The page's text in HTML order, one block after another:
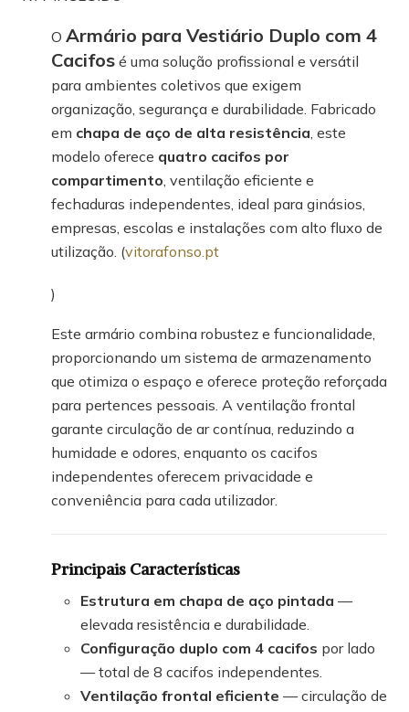
O Armário para Vestiário Duplo com 4
Cacifos é uma solução profissional e versátil
para ambientes coletivos que exigem
organização, segurança e durabilidade. Fabricado
em chapa de aço de alta resistência , este
modelo oferece quatro cacifos por
compartimento , ventilação eficiente e
fechaduras independentes, ideal para ginásios,
empresas, escolas e instalações com alto fluxo de
utilização. (vitorafonso.pt
)
Este armário combina robustez e funcionalidade,
proporcionando um sistema de armazenamento
que otimiza o espaço e oferece proteção reforçada
para pertences pessoais. A ventilação frontal
garante circulação de ar contínua, reduzindo a
humidade e odores, enquanto os cacifos
independentes oferecem privacidade e
conveniência para cada utilizador.
Principais Características
Estrutura em chapa de aço pintada —
elevada resistência e durabilidade.
Configuração duplo com 4 cacifos por lado
— total de 8 cacifos independentes.
Ventilação frontal eficiente — circulação de